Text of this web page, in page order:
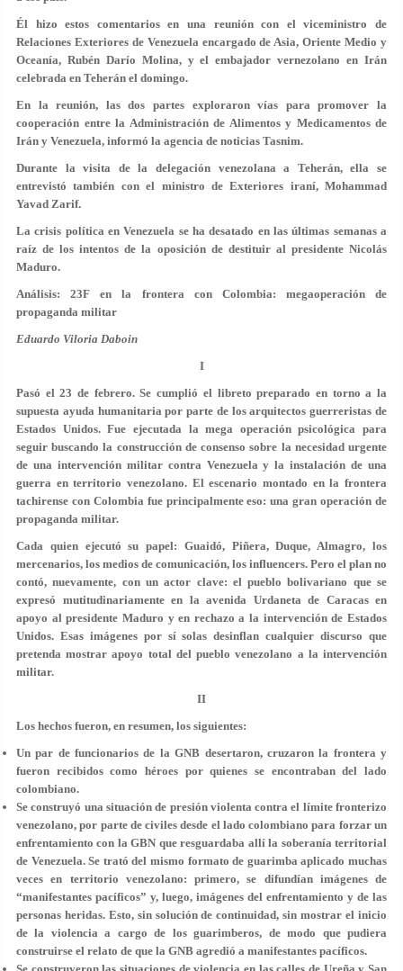
Él hizo estos comentarios en una reunión con el viceministro de
Relaciones Exteriores de Venezuela encargado de Asia, Oriente Medio y
Oceanía, Rubén Darío Molina, y el embajador vernezolano en Irán
celebrada en Teherán el domingo.
En la reunión, las dos partes exploraron vías para promover la
cooperación entre la Administración de Alimentos y Medicamentos de
Irán y Venezuela, informó la agencia de noticias Tasnim.
Durante la visita de la delegación venezolana a Teherán, ella se
entrevistó también con el ministro de Exteriores iraní, Mohammad
Yavad Zarif.
La crisis política en Venezuela se ha desatado en las últimas semanas a
raíz de los intentos de la oposición de destituir al presidente Nicolás
Maduro.
Análisis: 23F en la frontera con Colombia: megaoperación de
propaganda militar
Eduardo Viloria Daboin
I
Pasó el 23 de febrero. Se cumplió el libreto preparado en torno a la
supuesta ayuda humanitaria por parte de los arquitectos guerreristas de
Estados Unidos. Fue ejecutada la mega operación psicológica para
seguir buscando la construcción de consenso sobre la necesidad urgente
de una intervención militar contra Venezuela y la instalación de una
guerra en territorio venezolano. El escenario montado en la frontera
tachirense con Colombia fue principalmente eso: una gran operación de
propaganda militar.
Cada quien ejecutó su papel: Guaidó, Piñera, Duque, Almagro, los
mercenarios, los medios de comunicación, los influencers. Pero el plan no
contó, nuevamente, con un actor clave: el pueblo bolivariano que se
expresó mutitudinariamente en la avenida Urdaneta de Caracas en
apoyo al presidente Maduro y en rechazo a la intervención de Estados
Unidos. Esas imágenes por sí solas desinflan cualquier discurso que
pretenda mostrar apoyo total del pueblo venezolano a la intervención
militar.
II
Los hechos fueron, en resumen, los siguientes:
Un par de funcionarios de la GNB desertaron, cruzaron la frontera y
fueron recibidos como héroes por quienes se encontraban del lado
colombiano.
Se construyó una situación de presión violenta contra el límite fronterizo
venezolano, por parte de civiles desde el lado colombiano para forzar un
enfrentamiento con la GBN que resguardaba allí la soberanía territorial
de Venezuela. Se trató del mismo formato de guarimba aplicado muchas
veces en territorio venezolano: primero, se difundían imágenes de
“manifestantes pacíficos” y, luego, imágenes del enfrentamiento y de las
personas heridas. Esto, sin solución de continuidad, sin mostrar el inicio
de la violencia a cargo de los guarimberos, de modo que pudiera
construirse el relato de que la GNB agredió a manifestantes pacíficos.